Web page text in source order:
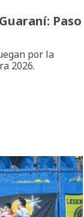
Paso
por la
2026.